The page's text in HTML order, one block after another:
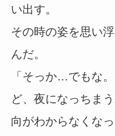
い出す。
その時の姿を思い
んだ。
「そっか…でもな
ど、夜になっちま
向がわからなくな